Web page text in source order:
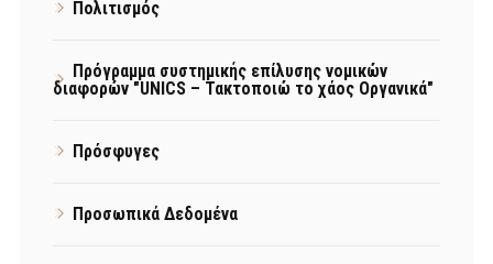
Πολιτισμός
Πρόγραμμα συστημικής επίλυσης νομικών
διαφορών "UNICS – Τακτοποιώ το χάος Οργανικά"
Πρόσφυγες
Προσωπικά Δεδομένα